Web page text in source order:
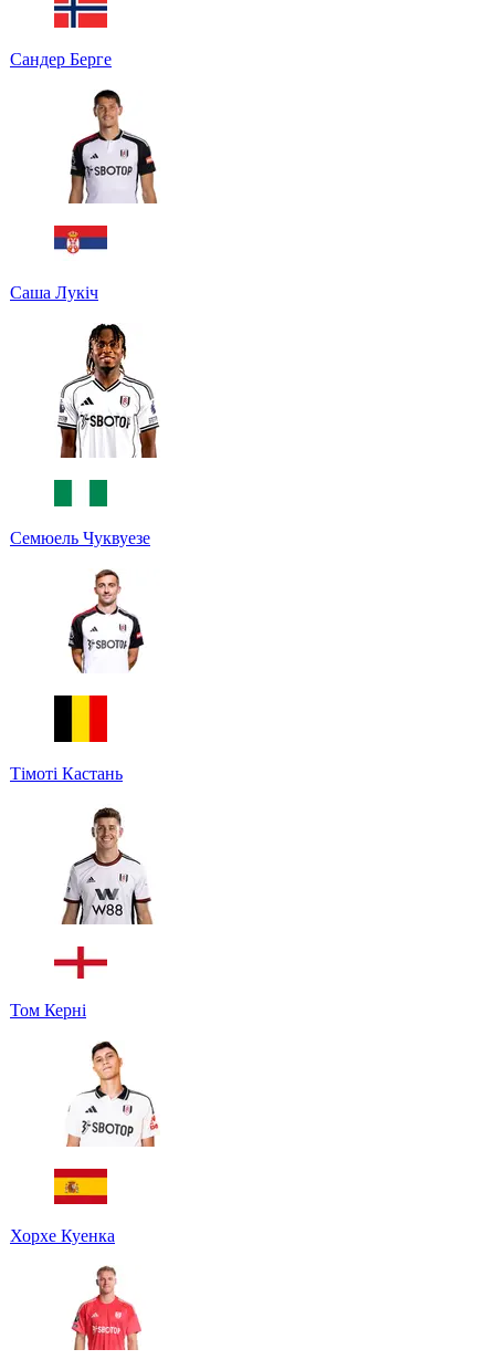
Сандер Берге
Саша Лукіч
Семюель Чуквуезе
Тімоті Кастань
Том Керні
Хорхе Куенка